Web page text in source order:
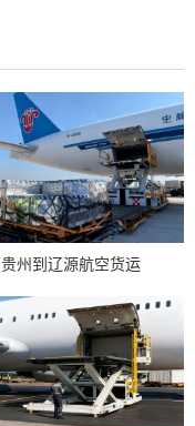
贵州到辽源航空货运